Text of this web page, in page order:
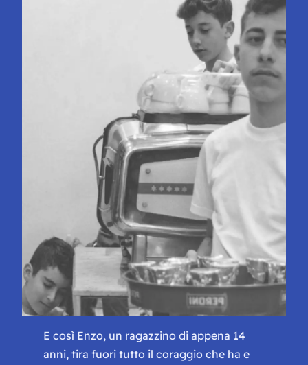
E così Enzo, un ragazzino di appena 14
anni, tira fuori tutto il coraggio che ha e